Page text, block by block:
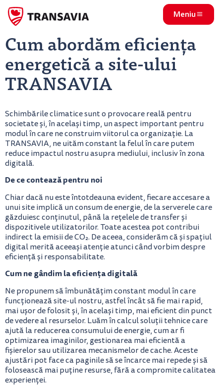
Meniu
Cum abordăm eficiența
energetică a site-ului
TRANSAVIA
Schimbările climatice sunt o provocare reală pentru
societate și, în același timp, un aspect important pentru
modul în care ne construim viitorul ca organizație. La
TRANSAVIA, ne uităm constant la felul în care putem
reduce impactul nostru asupra mediului, inclusiv în zona
digitală.
De ce contează pentru noi
Chiar dacă nu este întotdeauna evident, fiecare accesare a
unui site implică un consum de energie, de la serverele care
găzduiesc conținutul, până la rețelele de transfer și
dispozitivele utilizatorilor. Toate acestea pot contribui
indirect la emisii de CO₂. De aceea, considerăm că și spațiul
digital merită aceeași atenție atunci când vorbim despre
eficiență și responsabilitate.
Cum ne gândim la eficiența digitală
Ne propunem să îmbunătățim constant modul în care
funcționează site-ul nostru, astfel încât să fie mai rapid,
mai ușor de folosit și, în același timp, mai eficient din punct
de vedere al resurselor. Luăm în calcul soluții tehnice care
ajută la reducerea consumului de energie, cum ar fi
optimizarea imaginilor, gestionarea mai eficientă a
fișierelor sau utilizarea mecanismelor de cache. Aceste
ajustări pot face ca paginile să se încarce mai repede și să
folosească mai puține resurse, fără a compromite calitatea
experienței.